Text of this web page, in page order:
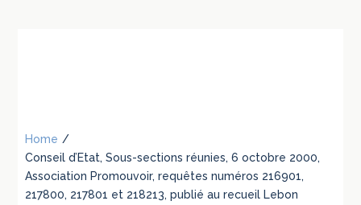
Home /
Conseil d’Etat, Sous-sections réunies, 6 octobre 2000,
Association Promouvoir, requêtes numéros 216901,
217800, 217801 et 218213, publié au recueil Lebon